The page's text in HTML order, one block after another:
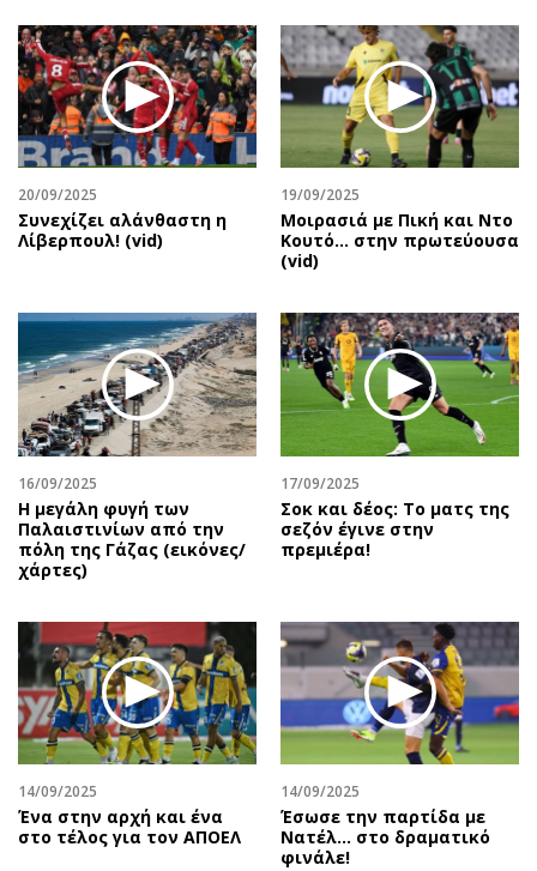
Οικονομία
Real Estate
Επιχειρήσεις
Αγορές
Money Review
AstroBank Properties
Ναυτιλία
Περιβάλλον
Ελλάδα
Κόσμος
Πολιτισμός
Σινεμά
Θέατρο-Χορός
Εικαστικά
Βιβλίο
Χειρόγραφα
Πολιτική
Οικονομία
Γενικά
Αναδρομές
Πρόσωπα
Περιβάλλον
Good Life
Showbiz
Ταξίδια
Συνταγές
Εκπομπές
Wine routes
Προσφορές
Προσωπικότητες στην ''Κ''
Επιστολές
20/09/2025
Συνεχίζει αλάνθαστη η
Λίβερπουλ! (vid)
19/09/2025
Μοιρασιά με Πική και Ντο
Κουτό… στην πρωτεύουσα
(vid)
16/09/2025
Η μεγάλη φυγή των
Παλαιστινίων από την
πόλη της Γάζας (εικόνες/
χάρτες)
17/09/2025
Σοκ και δέος: Το ματς της
σεζόν έγινε στην
πρεμιέρα!
14/09/2025
Ένα στην αρχή και ένα
στο τέλος για τον ΑΠΟΕΛ
14/09/2025
Έσωσε την παρτίδα με
Νατέλ… στο δραματικό
φινάλε!